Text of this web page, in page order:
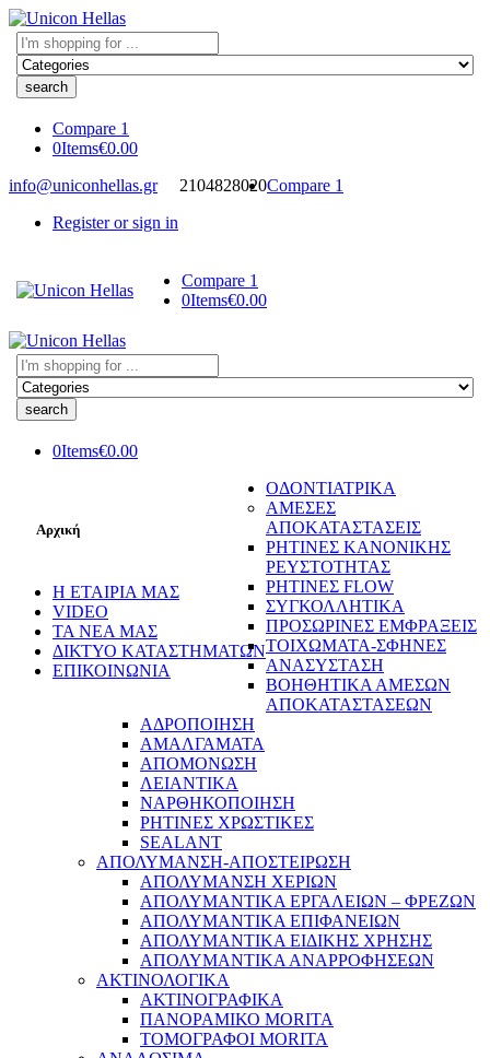
Search
here
Compare 1
0Items€0.00
info@uniconhellas.gr
2104828020Compare 1
Register or sign in
Compare 1
0Items€0.00
Search
here
0Items€0.00
Αρχική
Η ΕΤΑΙΡΙΑ ΜΑΣ
VIDEO
ΤΑ ΝΕΑ ΜΑΣ
ΔΙΚΤΥΟ ΚΑΤΑΣΤΗΜΑΤΩΝ
ΕΠΙΚΟΙΝΩΝΙΑ
ΟΔΟΝΤΙΑΤΡΙΚΑ
ΑΜΕΣΕΣ
ΑΠΟΚΑΤΑΣΤΑΣΕΙΣ
ΡΗΤΙΝΕΣ ΚΑΝΟΝΙΚΗΣ
ΡΕΥΣΤΟΤΗΤΑΣ
ΡΗΤΙΝΕΣ FLOW
ΣΥΓΚΟΛΛΗΤΙΚΑ
ΠΡΟΣΩΡΙΝΕΣ ΕΜΦΡΑΞΕΙΣ
ΤΟΙΧΩΜΑΤΑ-ΣΦΗΝΕΣ
ΑΝΑΣΥΣΤΑΣΗ
ΒΟΗΘΗΤΙΚΑ ΑΜΕΣΩΝ
ΑΠΟΚΑΤΑΣΤΑΣΕΩΝ
ΑΔΡΟΠΟΙΗΣΗ
ΑΜΑΛΓΑΜΑΤΑ
ΑΠΟΜΟΝΩΣΗ
ΛΕΙΑΝΤΙΚΑ
ΝΑΡΘΗΚΟΠΟΙΗΣΗ
ΡΗΤΙΝΕΣ ΧΡΩΣΤΙΚΕΣ
SEALANT
ΑΠΟΛΥΜΑΝΣΗ-ΑΠΟΣΤΕΙΡΩΣΗ
ΑΠΟΛΥΜΑΝΣΗ ΧΕΡΙΩΝ
ΑΠΟΛΥΜΑΝΤΙΚΑ ΕΡΓΑΛΕΙΩΝ – ΦΡΕΖΩΝ
ΑΠΟΛΥΜΑΝΤΙΚΑ ΕΠΙΦΑΝΕΙΩΝ
ΑΠΟΛΥΜΑΝΤΙΚΑ ΕΙΔΙΚΗΣ ΧΡΗΣΗΣ
ΑΠΟΛΥΜΑΝΤΙΚΑ ΑΝΑΡΡΟΦΗΣΕΩΝ
ΑΚΤΙΝΟΛΟΓΙΚΑ
ΑΚΤΙΝΟΓΡΑΦΙΚΑ
ΠΑΝΟΡΑΜΙΚΟ MORITA
ΤΟΜΟΓΡΑΦΟΙ MORITA